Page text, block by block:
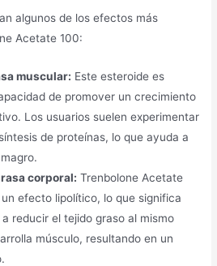
algunos de los efectos más
Acetate 100:
muscular: Este esteroide es
de promover un crecimiento
Los usuarios suelen experimentar
de proteínas, lo que ayuda a
corporal: Trenbolone Acetate
efecto lipolítico, lo que significa
reducir el tejido graso al mismo
músculo, resultando en un